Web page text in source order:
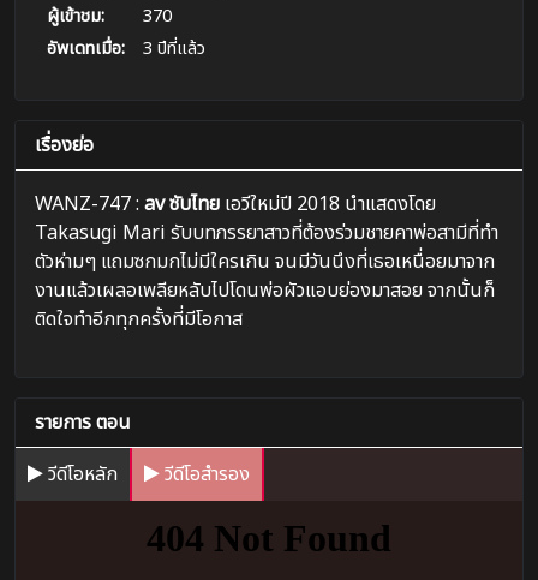
ผู้เข้าชม:
370
อัพเดทเมื่อ:
3 ปีที่แล้ว
เรื่องย่อ
WANZ-747 : av ซับไทย เอวีใหม่ปี 2018 นำแสดงโดย
Takasugi Mari รับบทภรรยาสาวที่ต้องร่วมชายคาพ่อสามีที่ทำ
ตัวห่ามๆ แถมซกมกไม่มีใครเกิน จนมีวันนึงที่เธอเหนื่อยมาจาก
งานแล้วเผลอเพลียหลับไปโดนพ่อผัวแอบย่องมาสอย จากนั้นก็
ติดใจทำอีกทุกครั้งที่มีโอกาส
รายการ ตอน
วีดีโอหลัก
วีดีโอสำรอง